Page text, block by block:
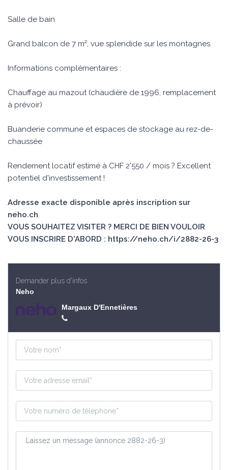
Salle de bain
Grand balcon de 7 m², vue splendide sur les montagnes
Informations complémentaires :
Chauffage au mazout (chaudière de 1996, remplacement
à prévoir)
Buanderie commune et espaces de stockage au rez-de-
chaussée
Rendement locatif estimé à CHF 2'550 / mois ? Excellent
potentiel d'investissement !
Adresse exacte disponible après inscription sur
neho.ch.
VOUS SOUHAITEZ VISITER ? MERCI DE BIEN VOULOIR
VOUS INSCRIRE D'ABORD : https://neho.ch/i/2882-26-3
Demander plus d'infos
Neho
Margaux D'Ennetières